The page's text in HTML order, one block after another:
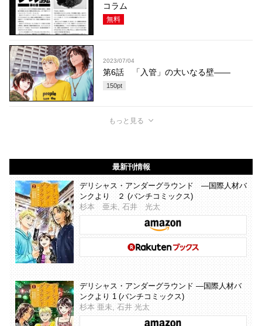
コラム
無料
2023/07/04
第6話 「入管」の大いなる壁――
150pt
もっと見る
最新刊情報
デリシャス・アンダーグラウンド ―国際人材バ
ンクより ２ (バンチコミックス)
杉本 亜未, 石井 光太
デリシャス・アンダーグラウンド ―国際人材バ
ンクより 1 (バンチコミックス)
杉本 亜未, 石井 光太